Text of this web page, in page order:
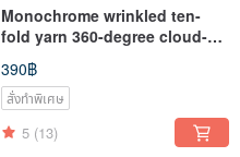
Monochrome wrinkled ten-
fold yarn 360-degree cloud-
shaped bib
390฿
สั่งทำพิเศษ
5 (13)